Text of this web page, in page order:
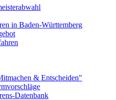
in Baden-Württemberg
& Entscheiden"
Datenbank